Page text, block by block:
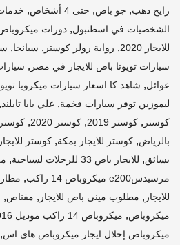
رايح دهب, جو باص, حتى 4 أشخاص ,
الشخصيات في اسطنبول, دورات ميكروباص
للايجار 2020
, رواية رولر كوستر , سبانجا,
سيارات تويوتا باص للايجار في مصر ,
عوائل, شاهد كا اسعار سيارات ميكروبا تويوتا
ليموزين توفر سيارات فخمة, علي بابا تايلند,
كوستر , كوستر 2019 , كوستر 2020 , كوستر
بالرياض, كوستر للايجار بمكة, كوستر
بسائق, للايجار باص 33 للرحلات لسياحية ,
مرسيدسe200 ميكروباص 14 راكب ,
للايجار , مطلوب ميني باص للايجار , مقناص,
ميكروباص, ميكروباص 14 راكب موديل 2016 تقسيط
ميكروباص إحلال ايجار ميكروباص هاي اس,